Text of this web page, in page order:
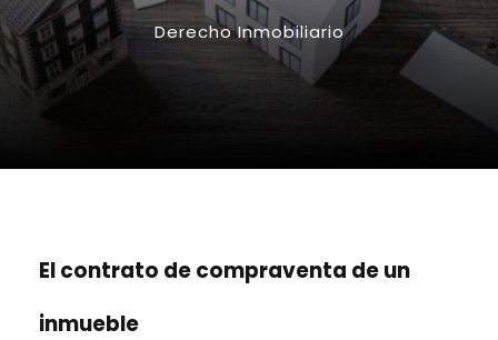
Derecho Inmobiliario
El contrato de compraventa de un
inmueble